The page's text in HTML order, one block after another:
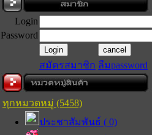
Login
Password
สมัครสมาชิก ลืมpassword
ทุกหมวดหมู่ (5458)
ประชาสัมพันธ์ ( 0)